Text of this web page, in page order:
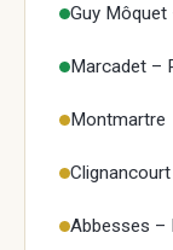
Guy
Marcadet –
Montmartre
Abbesses –